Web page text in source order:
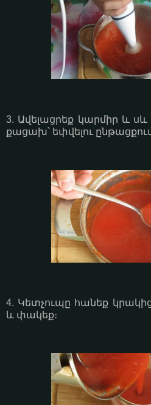
3. Ավելացրեք կարմիր և
քացախ՝ եփվելու
4. Կետչուպը հանեք
և փակեք։